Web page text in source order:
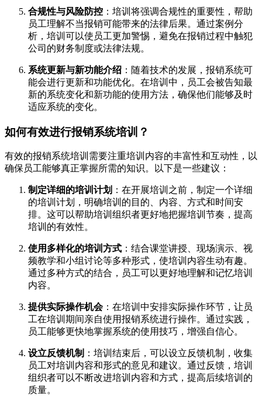
合规性与风险防控 ：培训将强调合规性的重要性，帮助
员工理解不当报销可能带来的法律后果。通过案例分
析，培训可以使员工更加警惕，避免在报销过程中触犯
公司的财务制度或法律法规。
系统更新与新功能介绍 ：随着技术的发展，报销系统可
能会进行更新和功能优化。在培训中，员工会被告知最
新的系统变化和新功能的使用方法，确保他们能够及时
适应系统的变化。
如何有效进行报销系统培训？
有效的报销系统培训需要注重培训内容的丰富性和互动性，以
确保员工能够真正掌握所需的知识。以下是一些建议：
制定详细的培训计划 ：在开展培训之前，制定一个详细
的培训计划，明确培训的目的、内容、方式和时间安
排。这可以帮助培训组织者更好地把握培训节奏，提高
培训的有效性。
使用多样化的培训方式 ：结合课堂讲授、现场演示、视
频教学和小组讨论等多种形式，使培训内容生动有趣。
通过多种方式的结合，员工可以更好地理解和记忆培训
内容。
提供实际操作机会：在培训中安排实际操作环节，让员
工在培训期间亲自使用报销系统进行操作。通过实践，
员工能够更快地掌握系统的使用技巧，增强自信心。
设立反馈机制 ：培训结束后，可以设立反馈机制，收集
员工对培训内容和形式的意见和建议。通过反馈，培训
组织者可以不断改进培训内容和方式，提高后续培训的
质量。